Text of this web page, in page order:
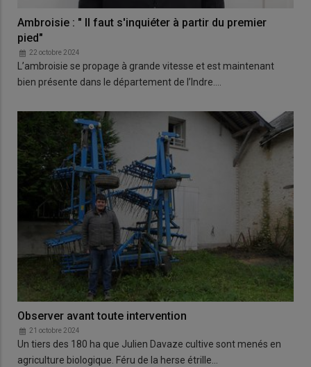
Ambroisie : " Il faut s'inquiéter à partir du premier
pied"
22 octobre 2024
L’ambroisie se propage à grande vitesse et est maintenant
bien présente dans le département de l’Indre.…
Observer avant toute intervention
21 octobre 2024
Un tiers des 180 ha que Julien Davaze cultive sont menés en
agriculture biologique. Féru de la herse étrille…